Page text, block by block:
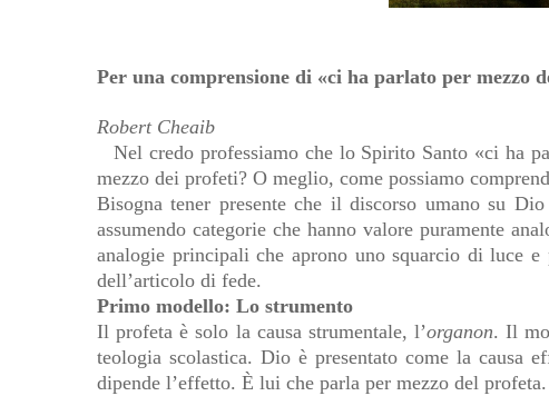
Per una comprensione di «ci ha parlato per mezzo
Robert Cheaib
Nel credo professiamo che lo Spirito Santo «ci ha
mezzo dei profeti? O meglio, come possiamo
Bisogna tener presente che il discorso umano su
assumendo categorie che hanno valore puramente
analogie principali che aprono uno squarcio di luce e
dell’articolo di fede.
Primo modello: Lo strumento
Il profeta è solo la causa strumentale, l’organon. Il
teologia scolastica. Dio è presentato come la
dipende l’effetto. È lui che parla per mezzo del profeta.